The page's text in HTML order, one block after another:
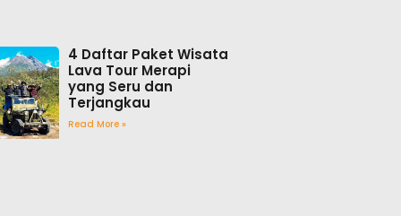
4 Daftar Paket Wisata
Lava Tour Merapi
yang Seru dan
Terjangkau
Read More »